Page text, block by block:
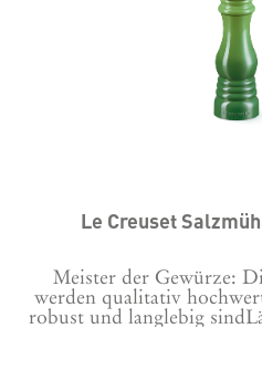
Le Creuset
Meister der Gewürze:
werden qualitativ
robust und langlebig